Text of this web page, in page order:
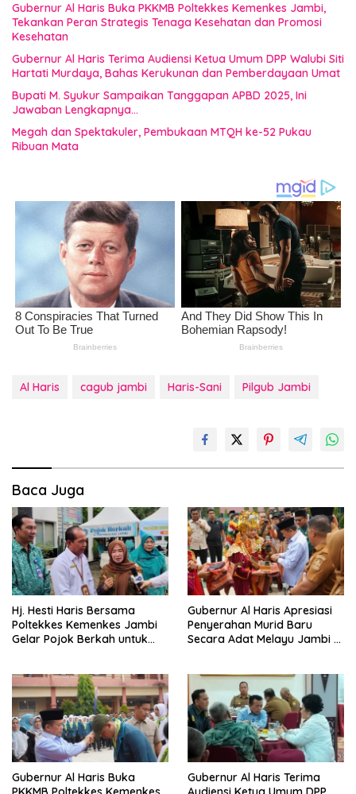
Gubernur Al Haris Buka PKKMB Poltekkes Kemenkes Jambi,
Tekankan Peran Strategis Tenaga Kesehatan dan Promosi
Kesehatan
Gubernur Al Haris Terima Audiensi Ketua Umum DPP Walubi Siti
Hartati Murdaya, Bahas Kerukunan dan Pemberdayaan Umat
Bupati M. Syukur Sampaikan Tanggapan APBD 2025, Ini
Jawaban Lengkapnya…
Megah dan Spektakuler, Pembukaan MTQH ke-52 Pukau
Ribuan Mata
Al Haris cagub jambi Haris-Sani Pilgub Jambi
Baca Juga
Hj. Hesti Haris Bersama
Poltekkes Kemenkes Jambi
Gelar Pojok Berkah untuk
Gubernur Al Haris Apresiasi
Penyerahan Murid Baru
Secara Adat Melayu Jambi di
Gubernur Al Haris Buka
Gubernur Al Haris Terima